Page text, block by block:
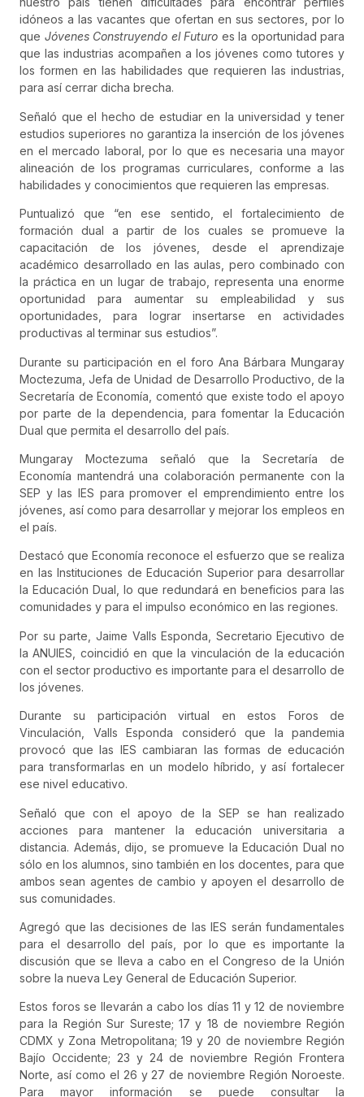
idóneos a las vacantes que ofertan en sus sectores, por lo
que Jóvenes Construyendo el Futuro es la oportunidad para
que las industrias acompañen a los jóvenes como tutores y
los formen en las habilidades que requieren las industrias,
para así cerrar dicha brecha.
Señaló que el hecho de estudiar en la universidad y tener
estudios superiores no garantiza la inserción de los jóvenes
en el mercado laboral, por lo que es necesaria una mayor
alineación de los programas curriculares, conforme a las
habilidades y conocimientos que requieren las empresas.
Puntualizó que “en ese sentido, el fortalecimiento de
formación dual a partir de los cuales se promueve la
capacitación de los jóvenes, desde el aprendizaje
académico desarrollado en las aulas, pero combinado con
la práctica en un lugar de trabajo, representa una enorme
oportunidad para aumentar su empleabilidad y sus
oportunidades, para lograr insertarse en actividades
productivas al terminar sus estudios”.
Durante su participación en el foro Ana Bárbara Mungaray
Moctezuma, Jefa de Unidad de Desarrollo Productivo, de la
Secretaría de Economía, comentó que existe todo el apoyo
por parte de la dependencia, para fomentar la Educación
Dual que permita el desarrollo del país.
Mungaray Moctezuma señaló que la Secretaría de
Economía mantendrá una colaboración permanente con la
SEP y las IES para promover el emprendimiento entre los
jóvenes, así como para desarrollar y mejorar los empleos en
el país.
Destacó que Economía reconoce el esfuerzo que se realiza
en las Instituciones de Educación Superior para desarrollar
la Educación Dual, lo que redundará en beneficios para las
comunidades y para el impulso económico en las regiones.
Por su parte, Jaime Valls Esponda, Secretario Ejecutivo de
la ANUIES, coincidió en que la vinculación de la educación
con el sector productivo es importante para el desarrollo de
los jóvenes.
Durante su participación virtual en estos Foros de
Vinculación, Valls Esponda consideró que la pandemia
provocó que las IES cambiaran las formas de educación
para transformarlas en un modelo híbrido, y así fortalecer
ese nivel educativo.
Señaló que con el apoyo de la SEP se han realizado
acciones para mantener la educación universitaria a
distancia. Además, dijo, se promueve la Educación Dual no
sólo en los alumnos, sino también en los docentes, para que
ambos sean agentes de cambio y apoyen el desarrollo de
sus comunidades.
Agregó que las decisiones de las IES serán fundamentales
para el desarrollo del país, por lo que es importante la
discusión que se lleva a cabo en el Congreso de la Unión
sobre la nueva Ley General de Educación Superior.
Estos foros se llevarán a cabo los días 11 y 12 de noviembre
para la Región Sur Sureste; 17 y 18 de noviembre Región
CDMX y Zona Metropolitana; 19 y 20 de noviembre Región
Bajío Occidente; 23 y 24 de noviembre Región Frontera
Norte, así como el 26 y 27 de noviembre Región Noroeste.
Para mayor información se puede consultar la